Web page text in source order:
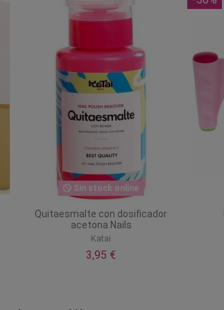
Sin stock online
Quitaesmalte con dosificador
acetona Nails
Katai
3,95 €